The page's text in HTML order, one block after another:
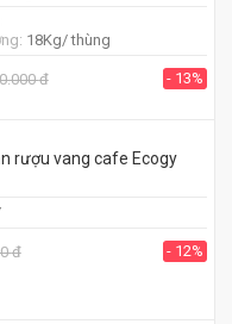
18Kg/ thùng
đ - 13%
rượu vang cafe Ecogy
đ - 12%